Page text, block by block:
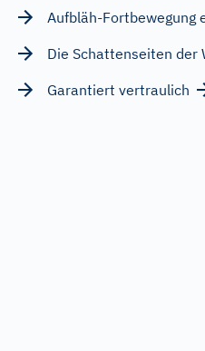
Aufbläh-Fortbewegung
Die Schattenseiten der
Garantiert vertraulich